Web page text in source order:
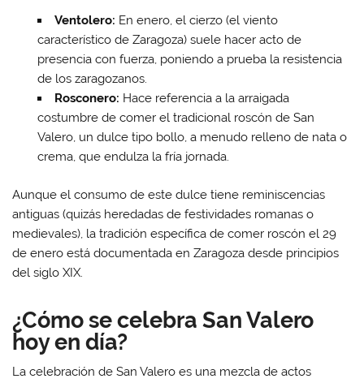
Ventolero: En enero, el cierzo (el viento
característico de Zaragoza) suele hacer acto de
presencia con fuerza, poniendo a prueba la resistencia
de los zaragozanos.
Rosconero: Hace referencia a la arraigada
costumbre de comer el tradicional roscón de San
Valero, un dulce tipo bollo, a menudo relleno de nata o
crema, que endulza la fría jornada.
Aunque el consumo de este dulce tiene reminiscencias
antiguas (quizás heredadas de festividades romanas o
medievales), la tradición específica de comer roscón el 29
de enero está documentada en Zaragoza desde principios
del siglo XIX.
¿Cómo se celebra San Valero
hoy en día?
La celebración de San Valero es una mezcla de actos